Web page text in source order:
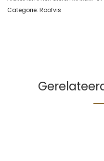
Categorie: Roofvis